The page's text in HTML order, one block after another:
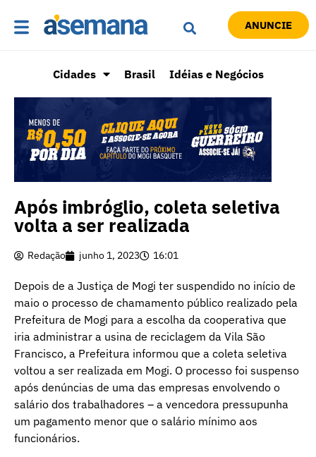
ANUNCIE
Cidades Brasil Idéias e Negócios
Após imbróglio, coleta seletiva
volta a ser realizada
Redação junho 1, 2023 16:01
Depois de a Justiça de Mogi ter suspendido no início de
maio o processo de chamamento público realizado pela
Prefeitura de Mogi para a escolha da cooperativa que
iria administrar a usina de reciclagem da Vila São
Francisco, a Prefeitura informou que a coleta seletiva
voltou a ser realizada em Mogi. O processo foi suspenso
após denúncias de uma das empresas envolvendo o
salário dos trabalhadores – a vencedora pressupunha
um pagamento menor que o salário mínimo aos
funcionários.